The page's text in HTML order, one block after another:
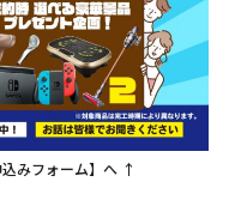
みフォーム】へ ↑